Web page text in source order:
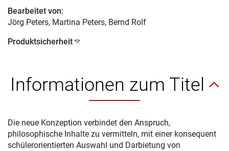
Bearbeitet von:
Jörg Peters, Martina Peters, Bernd Rolf
Produktsicherheit
Informationen zum Titel
Die neue Konzeption verbindet den Anspruch,
philosophische Inhalte zu vermitteln, mit einer konsequent
schülerorientierten Auswahl und Darbietung von